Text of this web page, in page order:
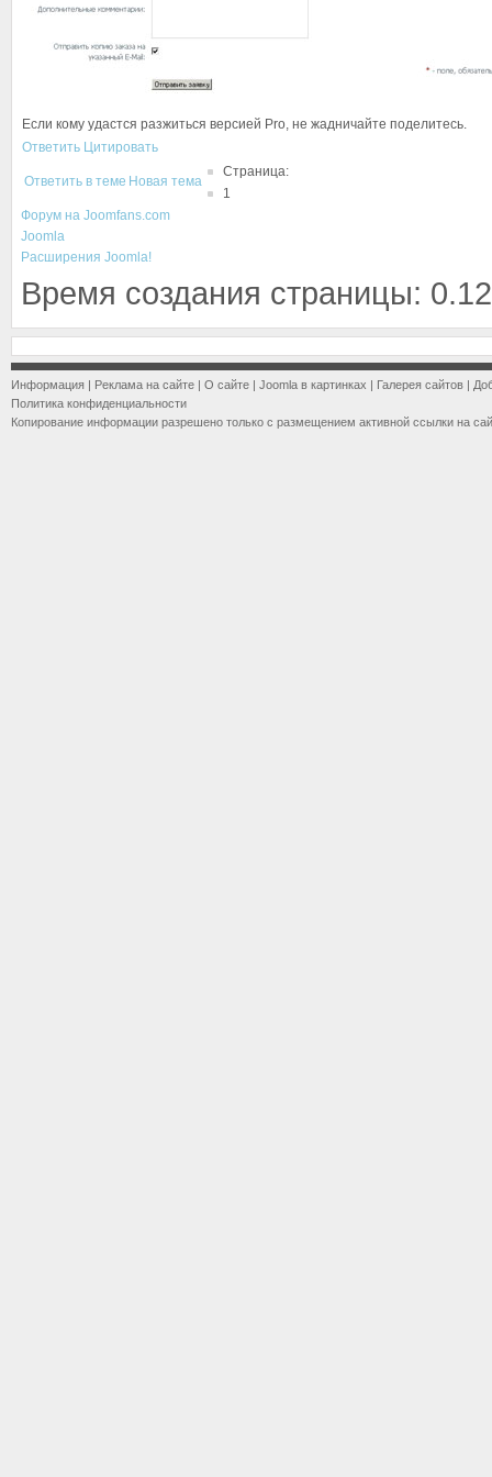
Если кому удастся разжиться версией Pro, не жадничайте поделитесь.
Ответить Цитировать
Ответить в теме Новая тема
Страница:
1
Форум на Joomfans.com
Joomla
Расширения Joomla!
Время создания страницы:
Информация | Реклама на сайте | О сайте | Joomla в картинках | Галерея сайтов |
Политика конфиденциальности
Копирование информации разрешено только с размещением активной ссылки на